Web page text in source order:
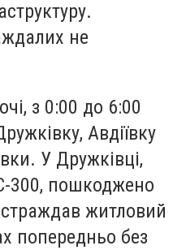
не
з 0:00 до 6:00
Авдіївку
У Дружківці,
300, пошкоджено
житловий
попередньо без